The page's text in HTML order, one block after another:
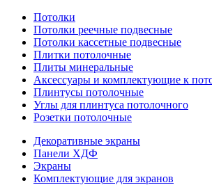
Потолки
Потолки реечные подвесные
Потолки кассетные подвесные
Плитки потолочные
Плиты минеральные
Аксессуары и комплектующие к
Плинтусы потолочные
Углы для плинтуса потолочного
Розетки потолочные
Декоративные экраны
Панели ХДФ
Экраны
Комплектующие для экранов